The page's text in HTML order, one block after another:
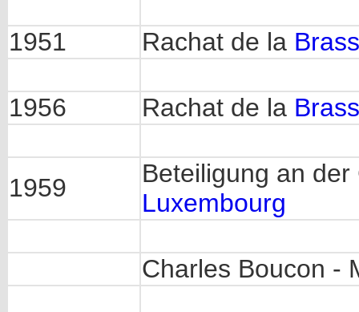
1951 Rachat de la
1956 Rachat de la
1959
Beteiligung an
Luxembourg
Charles Boucon -